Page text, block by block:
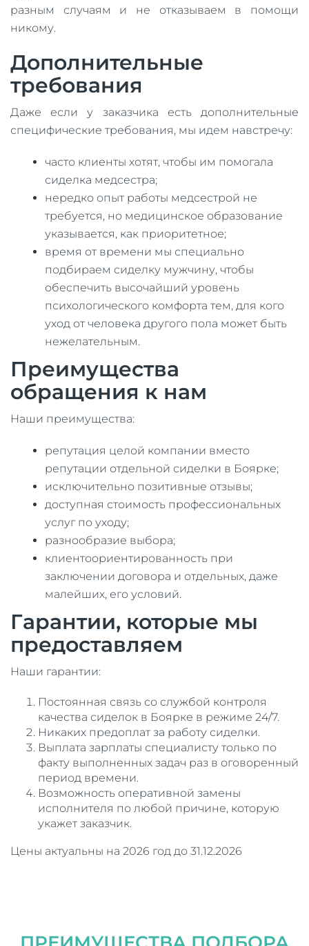
разным случаям и не отказываем в помощи
никому.
Дополнительные
требования
Даже если у заказчика есть дополнительные
специфические требования, мы идем навстречу:
часто клиенты хотят, чтобы им помогала
сиделка медсестра;
нередко опыт работы медсестрой не
требуется, но медицинское образование
указывается, как приоритетное;
время от времени мы специально
подбираем сиделку мужчину, чтобы
обеспечить высочайший уровень
психологического комфорта тем, для кого
уход от человека другого пола может быть
нежелательным.
Преимущества
обращения к нам
Наши преимущества:
репутация целой компании вместо
репутации отдельной сиделки в Боярке;
исключительно позитивные отзывы;
доступная стоимость профессиональных
услуг по уходу;
разнообразие выбора;
клиентоориентированность при
заключении договора и отдельных, даже
малейших, его условий.
Гарантии, которые мы
предоставляем
Наши гарантии:
Постоянная связь со службой контроля
качества сиделок в Боярке в режиме 24/7.
Никаких предоплат за работу сиделки.
Выплата зарплаты специалисту только по
факту выполненных задач раз в оговоренный
период времени.
Возможность оперативной замены
исполнителя по любой причине, которую
укажет заказчик.
Цены актуальны на 2026 год до 31.12.2026